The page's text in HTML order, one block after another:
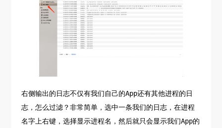
右侧输出的日志不仅有我们自己的App还有其他进程的日
志，怎么过滤？非常简单，选中一条我们的日志，在进程
名字上右键，选择显示进程名，然后就只会显示我们App的